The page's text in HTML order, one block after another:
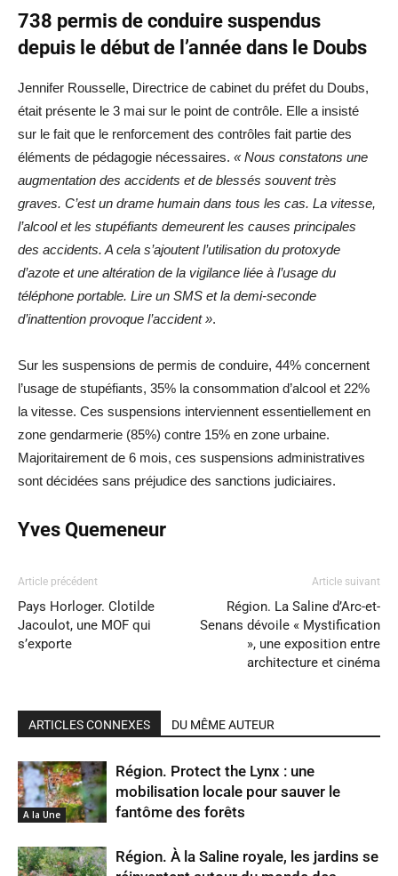
738 permis de conduire suspendus
depuis le début de l’année dans le Doubs
Jennifer Rousselle, Directrice de cabinet du préfet du Doubs,
était présente le 3 mai sur le point de contrôle. Elle a insisté
sur le fait que le renforcement des contrôles fait partie des
éléments de pédagogie nécessaires. « Nous constatons une
augmentation des accidents et de blessés souvent très
graves. C’est un drame humain dans tous les cas. La vitesse,
l’alcool et les stupéfiants demeurent les causes principales
des accidents. A cela s’ajoutent l’utilisation du protoxyde
d’azote et une altération de la vigilance liée à l’usage du
téléphone portable. Lire un SMS et la demi-seconde
d’inattention provoque l’accident ».
Sur les suspensions de permis de conduire, 44% concernent
l’usage de stupéfiants, 35% la consommation d’alcool et 22%
la vitesse. Ces suspensions interviennent essentiellement en
zone gendarmerie (85%) contre 15% en zone urbaine.
Majoritairement de 6 mois, ces suspensions administratives
sont décidées sans préjudice des sanctions judiciaires.
Yves Quemeneur
Article précédent
Pays Horloger. Clotilde
Jacoulot, une MOF qui
s’exporte
Article suivant
Région. La Saline d’Arc-et-
Senans dévoile « Mystification
», une exposition entre
architecture et cinéma
ARTICLES CONNEXES DU MÊME AUTEUR
A la Une
Région. Protect the Lynx : une
mobilisation locale pour sauver le
fantôme des forêts
Région. À la Saline royale, les jardins se